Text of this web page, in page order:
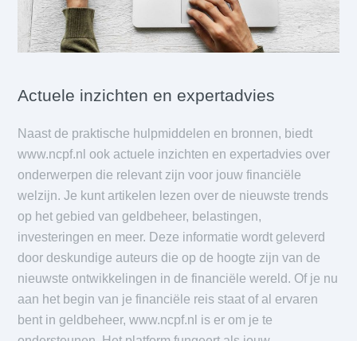
Actuele inzichten en expertadvies
Naast de praktische hulpmiddelen en bronnen, biedt
www.ncpf.nl ook actuele inzichten en expertadvies over
onderwerpen die relevant zijn voor jouw financiële
welzijn. Je kunt artikelen lezen over de nieuwste trends
op het gebied van geldbeheer, belastingen,
investeringen en meer. Deze informatie wordt geleverd
door deskundige auteurs die op de hoogte zijn van de
nieuwste ontwikkelingen in de financiële wereld. Of je nu
aan het begin van je financiële reis staat of al ervaren
bent in geldbeheer, www.ncpf.nl is er om je te